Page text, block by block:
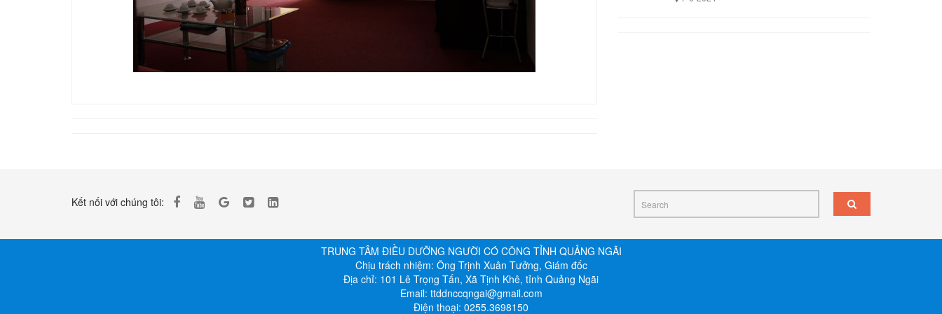
Kết nối với chúng tôi:
TRUNG TÂM ĐIỀU DƯỠNG NGƯỜI CÓ CÔNG TỈNH QUẢNG NGÃI
Chịu trách nhiệm: Ông Trịnh Xuân Tưởng, Giám đốc
Địa chỉ: 101 Lê Trọng Tấn, Xã Tịnh Khê, tỉnh Quảng Ngãi
Email: ttddnccqngai@gmail.com
Điện thoại: 0255.3698150